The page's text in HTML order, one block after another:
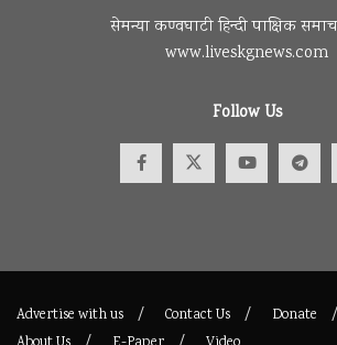
सेमन्या कण्वघाटी हिन्दी पाक्षिक
www.liveskgnews.com
Follow Us
Advertise with us Contact Us Donate